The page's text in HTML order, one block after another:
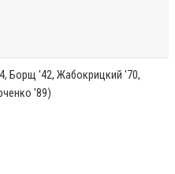
Борщ '42, Жабокрицкий '70,
'89)